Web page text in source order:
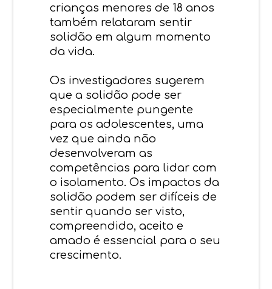
crianças menores de 18 anos
também relataram sentir
solidão em algum momento
da vida.
Os investigadores sugerem
que a solidão pode ser
especialmente pungente
para os adolescentes, uma
vez que ainda não
desenvolveram as
competências para lidar com
o isolamento. Os impactos da
solidão podem ser difíceis de
sentir quando ser visto,
compreendido, aceito e
amado é essencial para o seu
crescimento.